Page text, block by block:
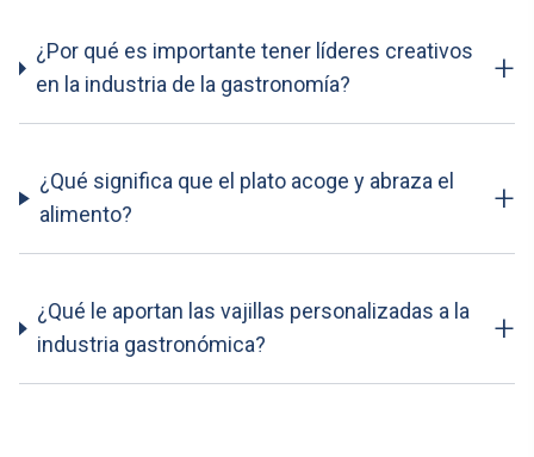
¿Por qué es importante tener líderes creativos
en la industria de la gastronomía?
+
¿Qué significa que el plato acoge y abraza el
alimento?
+
¿Qué le aportan las vajillas personalizadas a la
industria gastronómica?
+